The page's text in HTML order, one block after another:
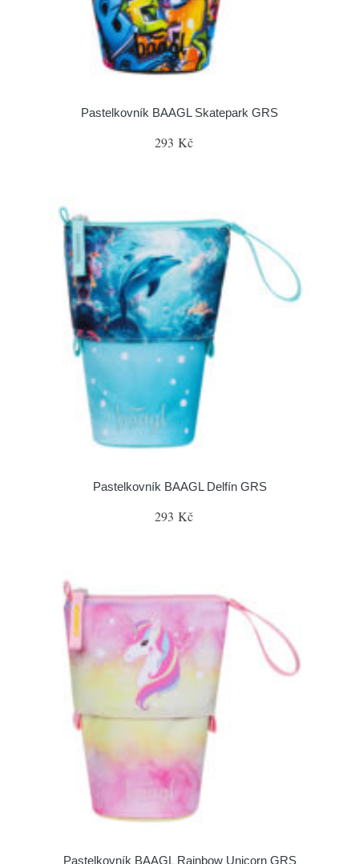
Pastelkovník BAAGL Skatepark GRS
293 Kč
Pastelkovník BAAGL Delfín GRS
293 Kč
Pastelkovník BAAGL Rainbow Unicorn GRS